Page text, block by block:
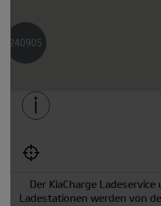
240905
Der KiaCharge
Ladestationen werden von